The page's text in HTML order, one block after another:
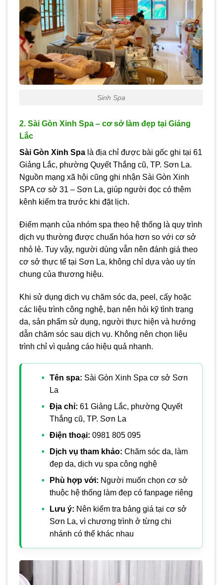
Sinh Spa
2. Sài Gòn Xinh Spa – cơ sở làm đẹp tại Giảng
Lắc
Sài Gòn Xinh Spa là địa chỉ được bài gốc ghi tại 61
Giảng Lắc, phường Quyết Thắng cũ, TP. Sơn La.
Nguồn mạng xã hội cũng ghi nhận Sài Gòn Xinh
SPA cơ sở 31 – Sơn La, giúp người đọc có thêm
kênh kiểm tra trước khi đặt lịch.
Điểm mạnh của nhóm spa theo hệ thống là quy trình
dịch vụ thường được chuẩn hóa hơn so với cơ sở
nhỏ lẻ. Tuy vậy, người dùng vẫn nên đánh giá theo
cơ sở thực tế tại Sơn La, không chỉ dựa vào uy tín
chung của thương hiệu.
Khi sử dụng dịch vụ chăm sóc da, peel, cấy hoặc
các liệu trình công nghệ, bạn nên hỏi kỹ tình trạng
da, sản phẩm sử dụng, người thực hiện và hướng
dẫn chăm sóc sau dịch vụ. Không nên chọn liệu
trình chỉ vì quảng cáo hiệu quả nhanh.
Tên spa: Sài Gòn Xinh Spa cơ sở Sơn
La
Địa chỉ: 61 Giảng Lắc, phường Quyết
Thắng cũ, TP. Sơn La
Điện thoại: 0981 805 095
Dịch vụ tham khảo: Chăm sóc da, làm
đẹp da, dịch vụ spa công nghệ
Phù hợp với: Người muốn chọn cơ sở
thuộc hệ thống làm đẹp có fanpage riêng
Lưu ý: Nên kiểm tra bảng giá tại cơ sở
Sơn La, vì chương trình ở từng chi
nhánh có thể khác nhau